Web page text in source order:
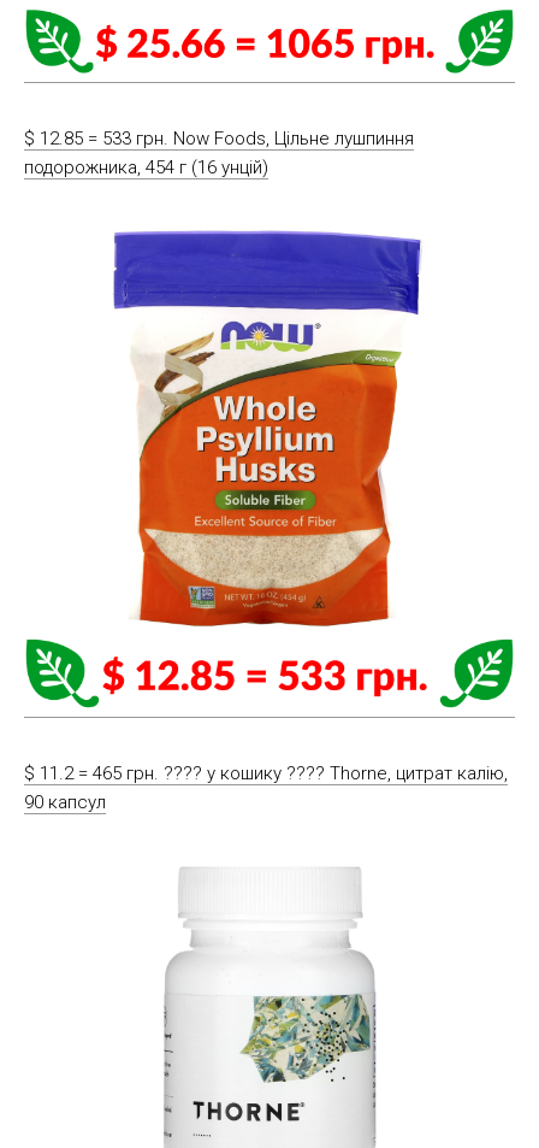
$ 12.85 = 533 грн. Now Foods, Цільне лушпиння
подорожника, 454 г (16 унцій)
$ 11.2 = 465 грн. ????️ у кошику ????️ Thorne, цитрат калію,
90 капсул